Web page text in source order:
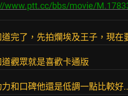
www.ptt.cc/bbs/movie/
完了，先拍爛埃及王子，現在
觀眾就是喜歡卡通版
和口碑他還是低調一點比較好